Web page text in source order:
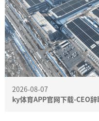
2026-08-07
ky体育APP官网下载-CEO